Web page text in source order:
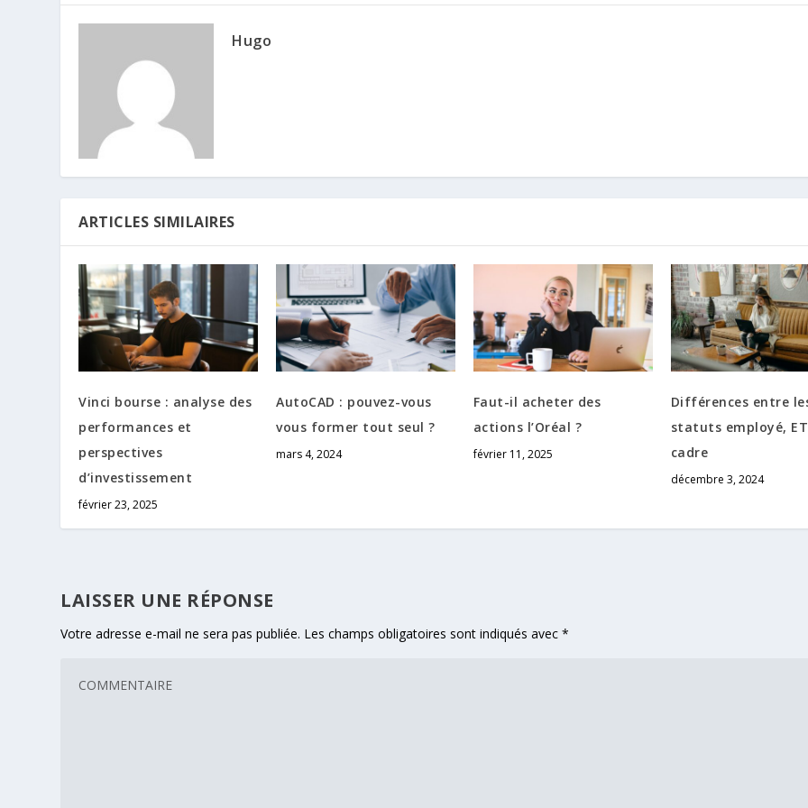
Hugo
ARTICLES SIMILAIRES
Vinci bourse : analyse des
performances et
perspectives
d’investissement
février 23, 2025
AutoCAD : pouvez-vous
vous former tout seul ?
mars 4, 2024
Faut-il acheter des
actions l’Oréal ?
février 11, 2025
Différences entre
statuts employé,
cadre
décembre 3, 2024
LAISSER UNE RÉPONSE
Votre adresse e-mail ne sera pas publiée. Les champs obligatoires sont indiqués avec*